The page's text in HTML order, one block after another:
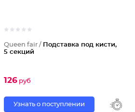
Queen fair / Подставка под кисти,
5 секций
126руб
Узнать о поступлении